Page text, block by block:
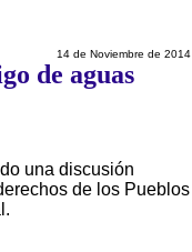
14 de Noviembre de 2014
de aguas
una discusión
de los Pueblos